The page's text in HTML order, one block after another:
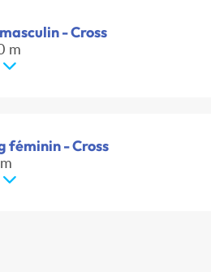
- Cross
m
féminin - Cross